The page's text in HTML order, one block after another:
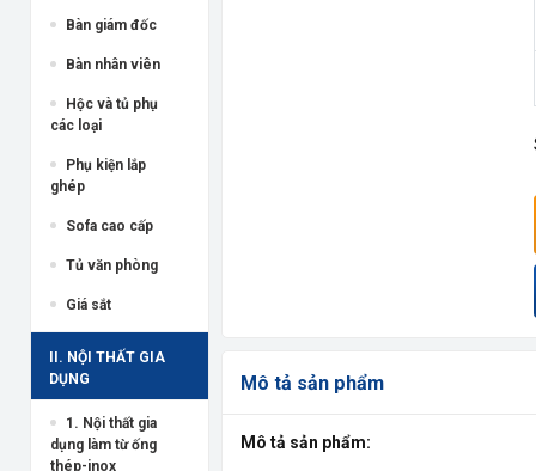
Bàn giám đốc
Bàn nhân viên
Hộc và tủ phụ
các loại
Phụ kiện lắp
ghép
Sofa cao cấp
Tủ văn phòng
Giá sắt
II. NỘI THẤT GIA
DỤNG
1. Nội thất gia
dụng làm từ ống
thép-inox
Mô tả sản phẩm
Mô tả sản phẩm: